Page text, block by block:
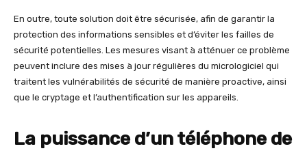
En outre, toute solution doit être sécurisée, afin de garantir la
protection des informations sensibles et d’éviter les failles de
sécurité potentielles. Les mesures visant à atténuer ce problème
peuvent inclure des mises à jour régulières du micrologiciel qui
traitent les vulnérabilités de sécurité de manière proactive, ainsi
que le cryptage et l’authentification sur les appareils.
La puissance d’un téléphone de